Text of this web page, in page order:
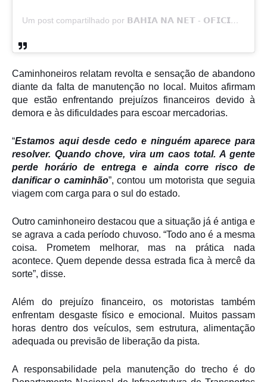
Um post compartilhado por 𝗕𝗔𝗛𝗜𝗔 𝗡𝗔 𝗡𝗘𝗧 - 𝗢𝗙𝗜𝗖𝗜𝗔𝗟 (@bahia.nanet01)
Caminhoneiros relatam revolta e sensação de abandono
diante da falta de manutenção no local. Muitos afirmam
que estão enfrentando prejuízos financeiros devido à
demora e às dificuldades para escoar mercadorias.
“Estamos aqui desde cedo e ninguém aparece para
resolver. Quando chove, vira um caos total. A gente
perde horário de entrega e ainda corre risco de
danificar o caminhão”, contou um motorista que seguia
viagem com carga para o sul do estado.
Outro caminhoneiro destacou que a situação já é antiga e
se agrava a cada período chuvoso. “Todo ano é a mesma
coisa. Prometem melhorar, mas na prática nada
acontece. Quem depende dessa estrada fica à mercê da
sorte”, disse.
Além do prejuízo financeiro, os motoristas também
enfrentam desgaste físico e emocional. Muitos passam
horas dentro dos veículos, sem estrutura, alimentação
adequada ou previsão de liberação da pista.
A responsabilidade pela manutenção do trecho é do